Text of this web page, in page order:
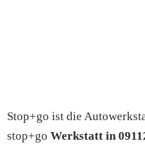
Stop+go ist die
stop+go Werkstatt in